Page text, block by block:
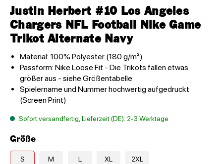
Justin Herbert #10 Los Angeles
Chargers NFL Football Nike Game
Trikot Alternate Navy
Material: 100% Polyester (180 g/m²)
Passform: Nike Loose Fit - Die Trikots fallen etwas
größer aus - siehe Größentabelle
Spielername und Nummer hochwertig aufgedruckt
(Screen Print)
Sofort versandfertig, Lieferzeit (DE): 2-3 Werktage
Größe
S M L XL 2XL